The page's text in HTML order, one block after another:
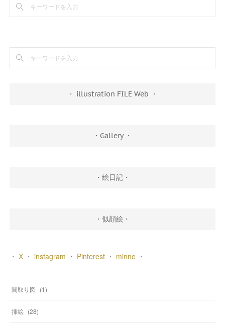
・ illustration FILE Web ・
・Gallery ・
・絵日記・
・似顔絵・
・ X・ instagram ・ Pinterest・ minne・
間取り図 (1)
挿絵 (28)